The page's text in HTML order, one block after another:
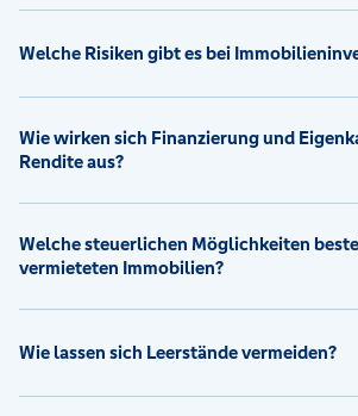
Welche Risiken gibt es bei
Wie wirken sich Finanzierung und
Rendite aus?
Welche steuerlichen Möglichkeiten
vermieteten Immobilien?
Wie lassen sich Leerstände vermeiden?